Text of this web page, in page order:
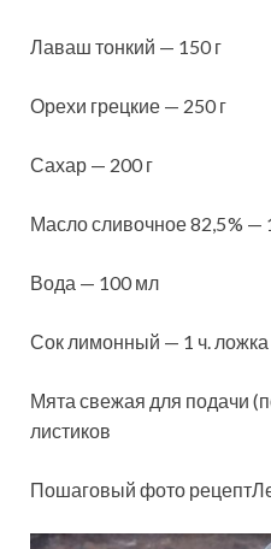
Лаваш тонкий — 150 г
Орехи грецкие — 250 г
Сахар — 200 г
Масло сливочное 82,5 % —
Вода — 100 мл
Сок лимонный — 1 ч. ложка
Мята свежая для подачи
листиков
Пошаговый фото